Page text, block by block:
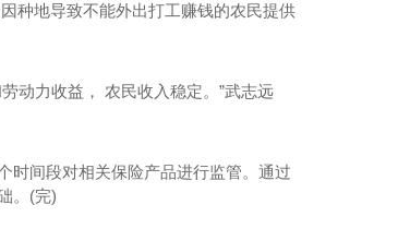
种地导致不能外出打工赚钱的农民提供
动力收益， 农民收入稳定。”武志远
间段对相关保险产品进行监管。通过
。(完)